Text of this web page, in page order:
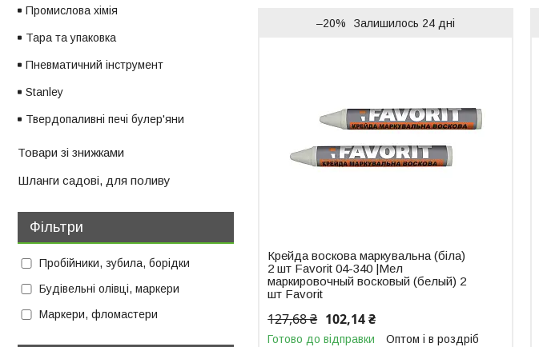
–20% Залишилось 24 дні
Крейда воскова маркувальна (біла)
2 шт Favorit 04-340 |Мел
маркировочный восковый (белый) 2
шт Favorit
127,68 ₴ 102,14 ₴
Готово до відправки Оптом і в роздріб
Промислова хімія
Тара та упаковка
Пневматичний інструмент
Stanley
Твердопаливні печі булер'яни
Товари зі знижками
Шланги садові, для поливу
Фільтри
Пробійники, зубила, борідки
Будівельні олівці, маркери
Маркери, фломастери